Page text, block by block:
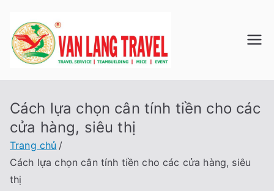
nội
dung
Du Lịch
LANG
TRAVE
Công ty TNHH Du
Cách lựa chọn cân tính tiền cho các
cửa hàng, siêu thị
Trang chủ
Cách lựa chọn cân tính tiền cho các cửa hàng, siêu
thị